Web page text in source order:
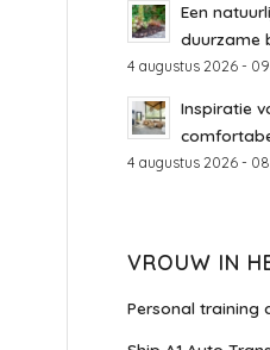
Een
duurzame
4 augustus 2026 -
Inspiratie
4 augustus 2026 -
VROUW IN
Personal training